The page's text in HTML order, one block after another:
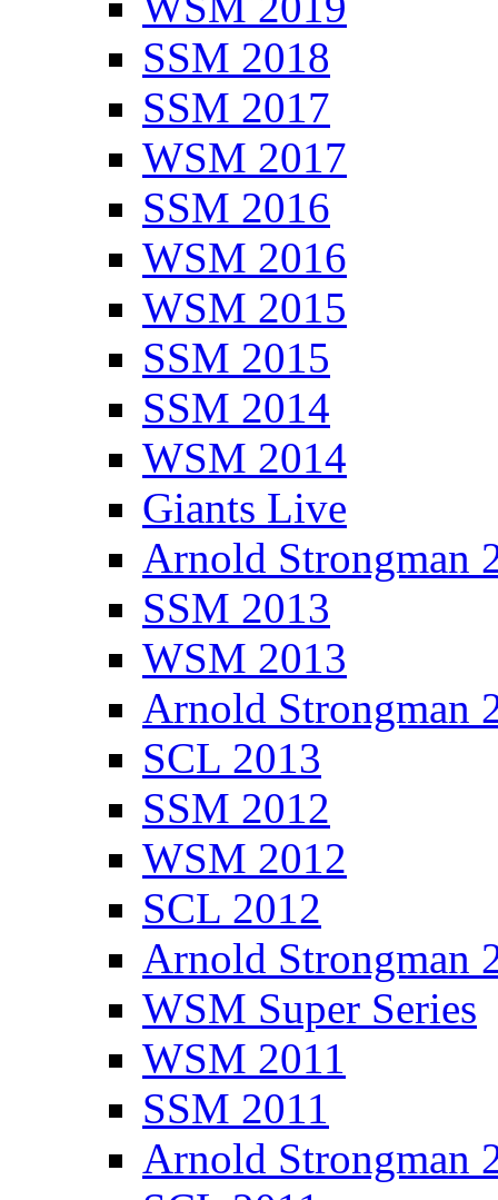
SSM 2018
SSM 2017
WSM 2017
SSM 2016
WSM 2016
WSM 2015
SSM 2015
SSM 2014
WSM 2014
Giants Live
Arnold Strongman
SSM 2013
WSM 2013
Arnold Strongman
SCL 2013
SSM 2012
WSM 2012
SCL 2012
Arnold Strongman
WSM Super Series
WSM 2011
SSM 2011
Arnold Strongman